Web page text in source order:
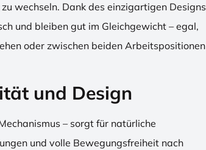
wechseln. Dank des einzigartigen Designs
und bleiben gut im Gleichgewicht – egal,
oder zwischen beiden Arbeitspositionen
und Design
– sorgt für natürliche
und volle Bewegungsfreiheit nach